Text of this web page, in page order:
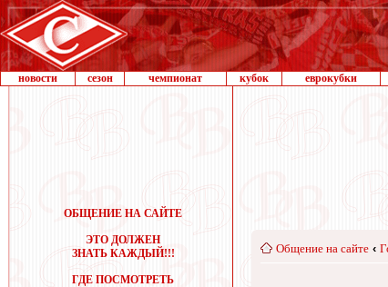
новости сезон чемпионат кубок еврокубки
ОБЩЕНИЕ НА САЙТЕ
ЭТО ДОЛЖЕН
ЗНАТЬ КАЖДЫЙ!!!
ГДЕ ПОСМОТРЕТЬ
Общение на сайте ‹